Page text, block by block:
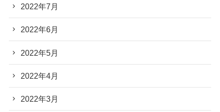
2022年7月
2022年6月
2022年5月
2022年4月
2022年3月